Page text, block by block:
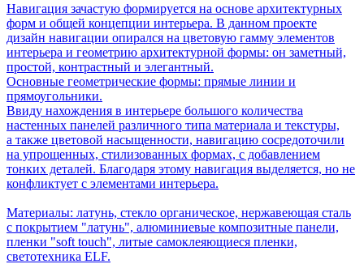
Навигация зачастую формируется на основе архитектурных
форм и общей концепции интерьера. В данном проекте
дизайн навигации опирался на цветовую гамму элементов
интерьера и геометрию архитектурной формы: он заметный,
простой, контрастный и элегантный.
Основные геометрические формы: прямые линии и
прямоугольники.
Ввиду нахождения в интерьере большого количества
настенных панелей различного типа материала и текстуры,
а также цветовой насыщенности, навигацию сосредоточили
на упрощенных, стилизованных формах, с добавлением
тонких деталей. Благодаря этому навигация выделяется, но не
конфликтует с элементами интерьера.
Материалы: латунь, стекло органическое, нержавеющая сталь
с покрытием "латунь", алюминиевые композитные панели,
пленки "soft touch", литые самоклеяющиеся пленки,
светотехника ELF.